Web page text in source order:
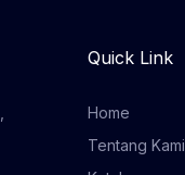
Quick Link
Home
Tentang Kami